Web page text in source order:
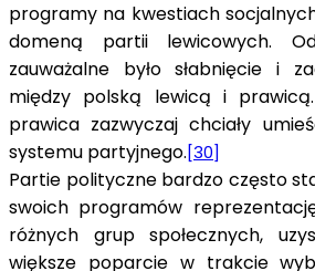
programy na kwestiach
domeną partii lewicowych.
zauważalne było słabnięcie i
między polską lewicą i
prawica zazwyczaj chciały
systemu partyjnego. [30]
Partie polityczne bardzo często
swoich programów
różnych grup społecznych,
większe poparcie w trakcie